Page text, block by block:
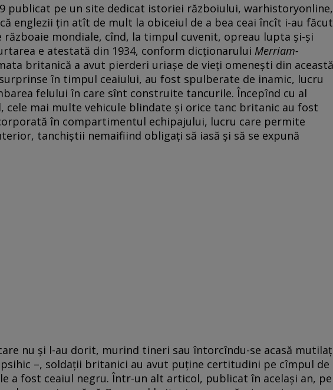
publicat pe un site dedicat istoriei războiului, warhistoryonline,
că englezii țin atît de mult la obiceiul de a bea ceai încît i-au făcut
mondiale, cînd, la timpul cuvenit, opreau lupta și-și
e atestată din 1934, conform dicționarului Merriam-
britanică a avut pierderi uriașe de vieți omenești din această
în timpul ceaiului, au fost spulberate de inamic, lucru
felului în care sînt construite tancurile. Începînd cu al
cele mai multe vehicule blindate și orice tanc britanic au fost
în compartimentul echipajului, lucru care permite
tanchiștii nemaifiind obligați să iasă și să se expună
nu și l-au dorit, murind tineri sau întorcîndu-se acasă
–, soldații britanici au avut puține certitudini pe cîmpul de
a fost ceaiul negru. Într-un alt articol, publicat în același an, pe